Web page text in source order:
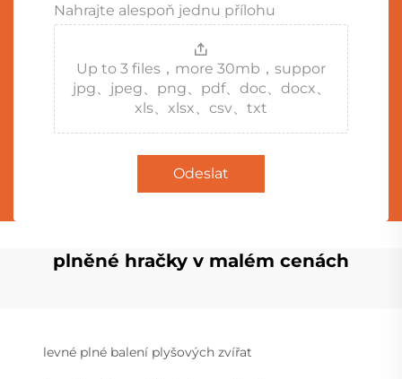
Nahrajte alespoň jednu přílohu
Up to 3 files，more 30mb，suppor
jpg、jpeg、png、pdf、doc、docx、
xls、xlsx、csv、txt
Odeslat
plněné hračky v malém cenách
levné plné balení plyšových zvířat